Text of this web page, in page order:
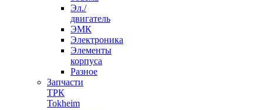
Эл./
двигатель
ЭМК
Электроника
Элементы
корпуса
Разное
Запчасти
ТРК
Tokheim